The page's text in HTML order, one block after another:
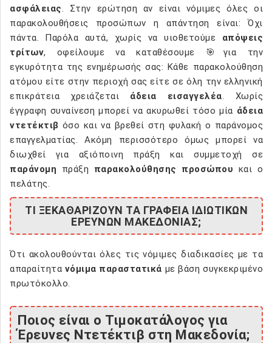
ασφάλειας. Στην ερώτηση αν είναι νόμιμες όλες οι
παρακολουθήσεις προσώπων η απάντηση είναι: Όχι
πάντα. Παρόλα αυτά, χωρίς να υιοθετούμε απόψεις
τρίτων, οφείλουμε να καταθέσουμε 🎯για την
εγκυρότητα της ενημέρωσής σας: Κάθε παρακολούθηση
ατόμου είτε στην περιοχή σας είτε σε όλη την ελληνική
επικράτεια χρειάζεται άδεια εισαγγελέα. Χωρίς
έγγραφη συναίνεση μπορεί να ακυρωθεί τόσο μία άδεια
ντετέκτιβ όσο και να βρεθεί στη φυλακή ο παράνομος
επαγγελματίας. Ακόμη περισσότερο όμως μπορεί να
διωχθεί για αξιόποινη πράξη και συμμετοχή σε
παράνομη πράξη παρακολούθησης προσώπου και ο
πελάτης.
ΤΙ ΞΕΚΑΘΑΡΙΖΟΥΝ ΤΑ ΓΡΑΦΕΙΑ ΙΔΙΩΤΙΚΩΝ
ΕΡΕΥΝΩΝ ΜΑΚΕΔΟΝΙΑΣ;
Ότι ακολουθούνται όλες τις νόμιμες διαδικασίες με τα
απαραίτητα νόμιμα παραστατικά με βάση συγκεκριμένο
πρωτόκολλο.
Ποιος είναι ο Τιμοκατάλογος για
Έρευνες Ντετέκτιβ στη Μακεδονία;